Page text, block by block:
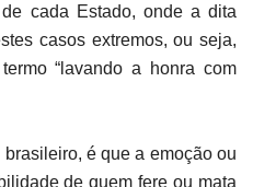
cada Estado, onde a dita
casos extremos, ou seja,
“lavando a honra com
é que a emoção ou
de quem fere ou mata